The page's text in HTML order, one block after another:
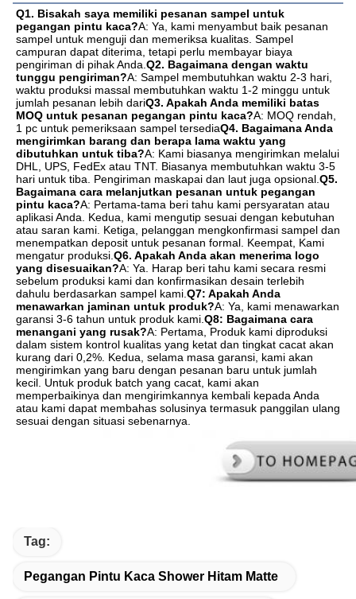
Q1. Bisakah saya memiliki pesanan sampel untuk
pegangan pintu kaca?A: Ya, kami menyambut baik pesanan
sampel untuk menguji dan memeriksa kualitas. Sampel
campuran dapat diterima, tetapi perlu membayar biaya
pengiriman di pihak Anda. Q2. Bagaimana dengan waktu
tunggu pengiriman?A: Sampel membutuhkan waktu 2-3 hari,
waktu produksi massal membutuhkan waktu 1-2 minggu untuk
jumlah pesanan lebih dariQ3. Apakah Anda memiliki batas
MOQ untuk pesanan pegangan pintu kaca?A: MOQ rendah,
1 pc untuk pemeriksaan sampel tersediaQ4. Bagaimana Anda
mengirimkan barang dan berapa lama waktu yang
dibutuhkan untuk tiba?A: Kami biasanya mengirimkan melalui
DHL, UPS, FedEx atau TNT. Biasanya membutuhkan waktu 3-5
hari untuk tiba. Pengiriman maskapai dan laut juga opsional. Q5.
Bagaimana cara melanjutkan pesanan untuk pegangan
pintu kaca?A: Pertama-tama beri tahu kami persyaratan atau
aplikasi Anda. Kedua, kami mengutip sesuai dengan kebutuhan
atau saran kami. Ketiga, pelanggan mengkonfirmasi sampel dan
menempatkan deposit untuk pesanan formal. Keempat, Kami
mengatur produksi. Q6. Apakah Anda akan menerima logo
yang disesuaikan?A: Ya. Harap beri tahu kami secara resmi
sebelum produksi kami dan konfirmasikan desain terlebih
dahulu berdasarkan sampel kami. Q7: Apakah Anda
menawarkan jaminan untuk produk?A: Ya, kami menawarkan
garansi 3-6 tahun untuk produk kami. Q8: Bagaimana cara
menangani yang rusak?A: Pertama, Produk kami diproduksi
dalam sistem kontrol kualitas yang ketat dan tingkat cacat akan
kurang dari 0,2%. Kedua, selama masa garansi, kami akan
mengirimkan yang baru dengan pesanan baru untuk jumlah
kecil. Untuk produk batch yang cacat, kami akan
memperbaikinya dan mengirimkannya kembali kepada Anda
atau kami dapat membahas solusinya termasuk panggilan ulang
sesuai dengan situasi sebenarnya.
Tag:
Pegangan Pintu Kaca Shower Hitam Matte